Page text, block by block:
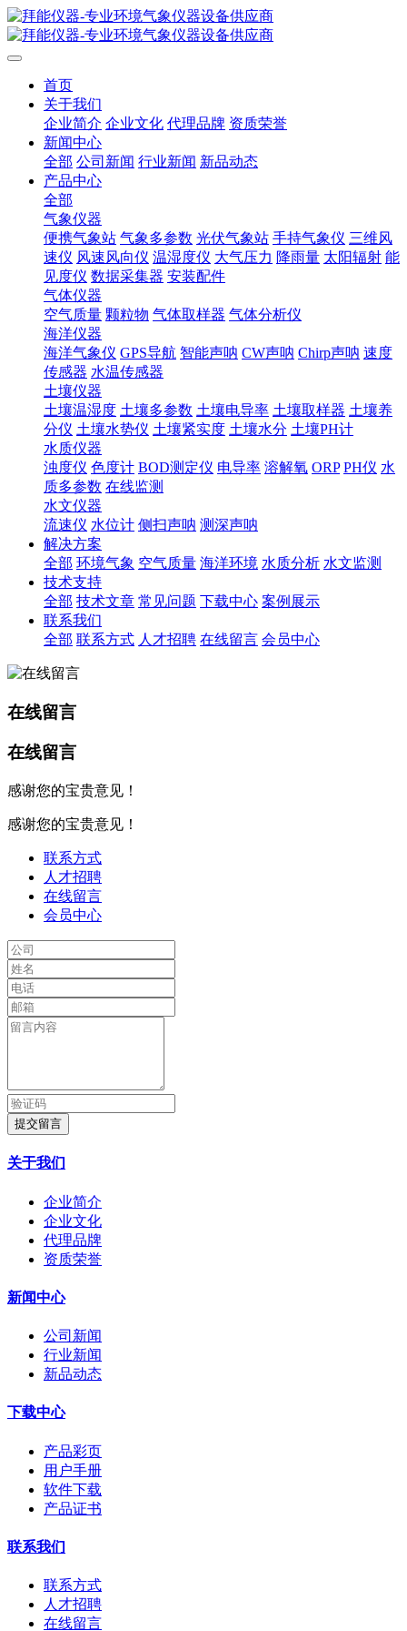
首页
关于我们
企业简介 企业文化 代理品牌 资质荣誉
新闻中心
全部 公司新闻 行业新闻 新品动态
产品中心
全部
气象仪器
便携气象站 气象多参数 光伏气象站 手持气象仪 三维风
速仪 风速风向仪 温湿度仪 大气压力 降雨量 太阳辐射 能
见度仪 数据采集器 安装配件
气体仪器
空气质量 颗粒物 气体取样器 气体分析仪
海洋仪器
海洋气象仪 GPS导航 智能声呐 CW声呐 Chirp声呐 速度
传感器 水温传感器
土壤仪器
土壤温湿度 土壤多参数 土壤电导率 土壤取样器 土壤养
分仪 土壤水势仪 土壤紧实度 土壤水分 土壤PH计
水质仪器
浊度仪 色度计 BOD测定仪 电导率 溶解氧 ORP PH仪 水
质多参数 在线监测
水文仪器
流速仪 水位计 侧扫声呐 测深声呐
解决方案
全部 环境气象 空气质量 海洋环境 水质分析 水文监测
技术支持
全部 技术文章 常见问题 下载中心 案例展示
联系我们
全部 联系方式 人才招聘 在线留言 会员中心
在线留言
在线留言
感谢您的宝贵意见！
感谢您的宝贵意见！
联系方式
人才招聘
在线留言
会员中心
提交留言
关于我们
企业简介
企业文化
代理品牌
资质荣誉
新闻中心
公司新闻
行业新闻
新品动态
下载中心
产品彩页
用户手册
软件下载
产品证书
联系我们
联系方式
人才招聘
在线留言